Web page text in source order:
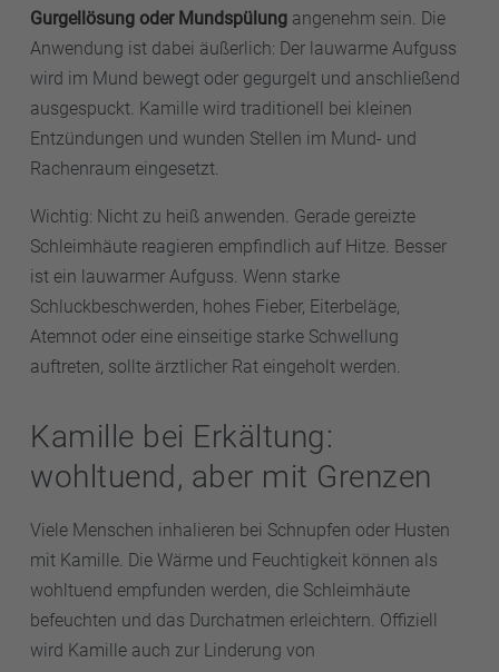
Gurgellösung oder Mundspülung angenehm sein. Die
Anwendung ist dabei äußerlich: Der lauwarme Aufguss
wird im Mund bewegt oder gegurgelt und anschließend
ausgespuckt. Kamille wird traditionell bei kleinen
Entzündungen und wunden Stellen im Mund- und
Rachenraum eingesetzt.
Wichtig: Nicht zu heiß anwenden. Gerade gereizte
Schleimhäute reagieren empfindlich auf Hitze. Besser
ist ein lauwarmer Aufguss. Wenn starke
Schluckbeschwerden, hohes Fieber, Eiterbeläge,
Atemnot oder eine einseitige starke Schwellung
auftreten, sollte ärztlicher Rat eingeholt werden.
Kamille bei Erkältung:
wohltuend, aber mit Grenzen
Viele Menschen inhalieren bei Schnupfen oder Husten
mit Kamille. Die Wärme und Feuchtigkeit können als
wohltuend empfunden werden, die Schleimhäute
befeuchten und das Durchatmen erleichtern. Offiziell
wird Kamille auch zur Linderung von